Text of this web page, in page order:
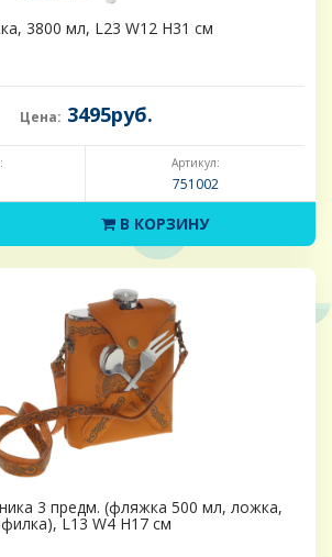
3800 мл, L23 W12 H31 см
Цена: 3495руб.
Артикул:
751002
В КОРЗИНУ
3 предм. (фляжка 500 мл, ложка,
филка), L13 W4 H17 см